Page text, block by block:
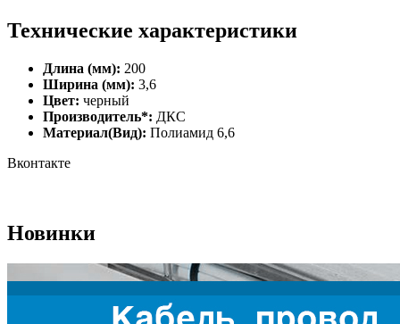
Технические характеристики
Длина (мм): 200
Ширина (мм): 3,6
Цвет: черный
Производитель*: ДКС
Материал(Вид): Полиамид 6,6
Вконтакте
Новинки